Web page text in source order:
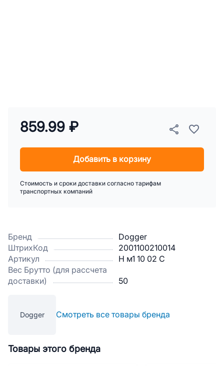
Бренд
Dogger
ШтрихКод
2001100210014
Артикул
Н м1 10 02 С
Вес Брутто (для рассчета
доставки)
50
Dogger Смотреть все товары бренда
859.99 ₽
Добавить в корзину
Стоимость и сроки доставки согласно тарифам
транспортных компаний
Товары этого бренда